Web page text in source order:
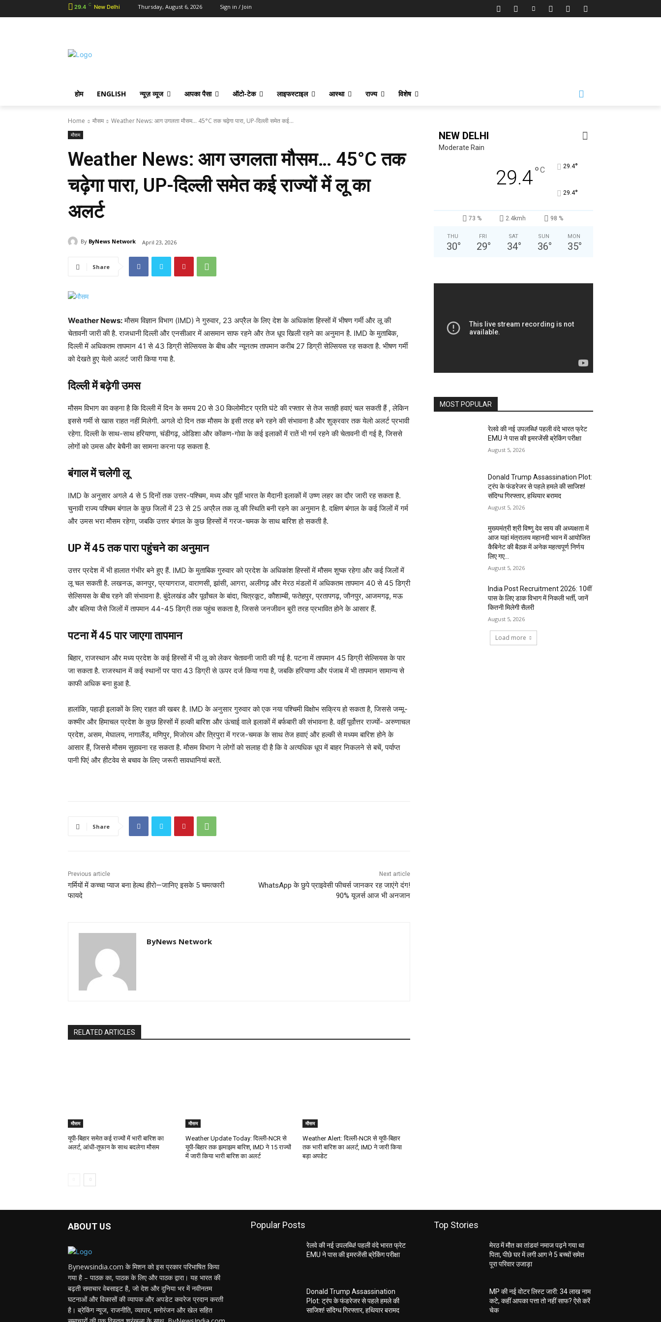
29.4 C New Delhi Thursday, August 6, 2026 Sign in / Join
होम ENGLISH न्यूज़ व्यूज आपका पैसा ऑटो-टेक लाइफस्टाइल आस्था राज्य विशेष
Home मौसम Weather News: आग उगलता मौसम… 45°C तक चढ़ेगा पारा, UP-दिल्ली समेत कई...
मौसम
Weather News: आग उगलता मौसम… 45°C तक
चढ़ेगा पारा, UP-दिल्ली समेत कई राज्यों में लू का
अलर्ट
By ByNews Network April 23, 2026
Share
Weather News:मौसम विज्ञान विभाग (IMD) ने गुरुवार, 23 अप्रैल के लिए देश के अधिकांश हिस्सों में भीषण गर्मी और लू की
चेतावनी जारी की है. राजधानी दिल्ली और एनसीआर में आसमान साफ रहने और तेज धूप खिली रहने का अनुमान है. IMD के मुताबिक,
दिल्ली में अधिकतम तापमान 41 से 43 डिग्री सेल्सियस के बीच और न्यूनतम तापमान करीब 27 डिग्री सेल्सियस रह सकता है. भीषण गर्मी
को देखते हुए येलो अलर्ट जारी किया गया है.
दिल्ली में बढ़ेगी उमस
मौसम विभाग का कहना है कि दिल्ली में दिन के समय 20 से 30 किलोमीटर प्रति घंटे की रफ्तार से तेज सतही हवाएं चल सकती हैं , लेकिन
इससे गर्मी से खास राहत नहीं मिलेगी. अगले दो दिन तक मौसम के इसी तरह बने रहने की संभावना है और शुक्रवार तक येलो अलर्ट प्रभावी
रहेगा. दिल्ली के साथ-साथ हरियाणा, चंडीगढ़, ओडिशा और कोंकण-गोवा के कई इलाकों में रातें भी गर्म रहने की चेतावनी दी गई है, जिससे
लोगों को उमस और बेचैनी का सामना करना पड़ सकता है.
बंगाल में चलेगी लू
IMD के अनुसार अगले 4 से 5 दिनों तक उत्तर-पश्चिम, मध्य और पूर्वी भारत के मैदानी इलाकों में उष्ण लहर का दौर जारी रह सकता है.
चुनावी राज्य पश्चिम बंगाल के कुछ जिलों में 23 से 25 अप्रैल तक लू की स्थिति बनी रहने का अनुमान है. दक्षिण बंगाल के कई जिलों में गर्म
और उमस भरा मौसम रहेगा, जबकि उत्तर बंगाल के कुछ हिस्सों में गरज-चमक के साथ बारिश हो सकती है.
UP में 45 तक पारा पहुंचने का अनुमान
उत्तर प्रदेश में भी हालात गंभीर बने हुए हैं. IMD के मुताबिक गुरुवार को प्रदेश के अधिकांश हिस्सों में मौसम शुष्क रहेगा और कई जिलों में
लू चल सकती है. लखनऊ, कानपुर, प्रयागराज, वाराणसी, झांसी, आगरा, अलीगढ़ और मेरठ मंडलों में अधिकतम तापमान 40 से 45 डिग्री
सेल्सियस के बीच रहने की संभावना है. बुंदेलखंड और पूर्वांचल के बांदा, चित्रकूट, कौशाम्बी, फतेहपुर, प्रतापगढ़, जौनपुर, आजमगढ़, मऊ
और बलिया जैसे जिलों में तापमान 44-45 डिग्री तक पहुंच सकता है, जिससे जनजीवन बुरी तरह प्रभावित होने के आसार हैं.
पटना में 45 पार जाएगा तापमान
बिहार, राजस्थान और मध्य प्रदेश के कई हिस्सों में भी लू को लेकर चेतावनी जारी की गई है. पटना में तापमान 45 डिग्री सेल्सियस के पार
जा सकता है. राजस्थान में कई स्थानों पर पारा 43 डिग्री से ऊपर दर्ज किया गया है, जबकि हरियाणा और पंजाब में भी तापमान सामान्य से
काफी अधिक बना हुआ है.
हालांकि, पहाड़ी इलाकों के लिए राहत की खबर है. IMD के अनुसार गुरुवार को एक नया पश्चिमी विक्षोभ सक्रिय हो सकता है, जिससे जम्मू-
कश्मीर और हिमाचल प्रदेश के कुछ हिस्सों में हल्की बारिश और ऊंचाई वाले इलाकों में बर्फबारी की संभावना है. वहीं पूर्वोत्तर राज्यों- अरुणाचल
प्रदेश, असम, मेघालय, नागालैंड, मणिपुर, मिजोरम और त्रिपुरा में गरज-चमक के साथ तेज हवाएं और हल्की से मध्यम बारिश होने के
आसार हैं, जिससे मौसम सुहावना रह सकता है. मौसम विभाग ने लोगों को सलाह दी है कि वे अत्यधिक धूप में बाहर निकलने से बचें, पर्याप्त
पानी पिएं और हीटवेव से बचाव के लिए जरूरी सावधानियां बरतें.
Share
Previous article
गर्मियों में कच्चा प्याज बना हेल्थ हीरो—जानिए इसके 5 चमत्कारी
फायदे
Next article
WhatsApp के छुपे प्राइवेसी फीचर्स जानकर रह जाएंगे दंग!
90% यूजर्स आज भी अनजान
ByNews Network
RELATED ARTICLES
मौसम
यूपी-बिहार समेत कई राज्यों में भारी बारिश का
अलर्ट, आंधी-तूफान के साथ बदलेगा मौसम
मौसम
Weather Update Today: दिल्ली-NCR से
यूपी-बिहार तक झमाझम बारिश, IMD ने 15 राज्यों
में जारी किया भारी बारिश का अलर्ट
मौसम
Weather Alert: दिल्ली-NCR से यूपी-बिहार
तक भारी बारिश का अलर्ट, IMD ने जारी किया
बड़ा अपडेट
NEW DELHI
Moderate Rain
29.4°C 29.4°
29.4°
73 % 2.4kmh 98 %
THU
30°
FRI
29°
SAT
34°
SUN
36°
MON
35°
MOST POPULAR
रेलवे की नई उपलब्धि! पहली वंदे भारत फ्रेट
EMU ने पास की इमरजेंसी ब्रेकिंग परीक्षा
August 5, 2026
Donald Trump Assassination Plot:
ट्रंप के फंडरेजर से पहले हमले की साजिश!
संदिग्ध गिरफ्तार, हथियार बरामद
August 5, 2026
मुख्यमंत्री श्री विष्णु देव साय की अध्यक्षता में
आज यहां मंत्रालय महानदी भवन में आयोजित
कैबिनेट की बैठक में अनेक महत्वपूर्ण निर्णय
लिए गए...
August 5, 2026
India Post Recruitment 2026: 10वीं
पास के लिए डाक विभाग में निकली भर्ती, जानें
कितनी मिलेगी सैलरी
August 5, 2026
Load more
ABOUT US
Bynewsindia.com के मिशन को इस प्रकार परिभाषित किया
गया है – पाठक का, पाठक के लिए और पाठक द्वारा। यह भारत की
बढ़ती समाचार वेबसाइट है, जो देश और दुनिया भर में नवीनतम
घटनाओं और विकासों की व्यापक और अपडेट कवरेज प्रदान करती
है। ब्रेकिंग न्यूज, राजनीति, व्यापार, मनोरंजन और खेल सहित
Popular Posts
रेलवे की नई उपलब्धि! पहली वंदे भारत फ्रेट
EMU ने पास की इमरजेंसी ब्रेकिंग परीक्षा
Donald Trump Assassination
Plot: ट्रंप के फंडरेजर से पहले हमले की
साजिश! संदिग्ध गिरफ्तार, हथियार बरामद
Top Stories
मेरठ में मौत का तांडव! नमाज पढ़ने गया था
पिता, पीछे घर में लगी आग ने 5 बच्चों समेत
पूरा परिवार उजाड़ा
MP की नई वोटर लिस्ट जारी: 34 लाख नाम
कटे, कहीं आपका पत्ता तो नहीं साफ? ऐसे करें
चेक